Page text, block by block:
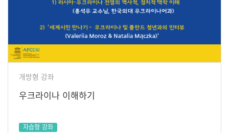
개방형 강좌
우크라이나 이해하기
자습형 강좌